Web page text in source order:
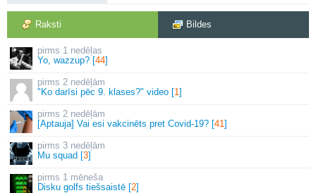
Raksti Bildes
1 nedēļas
Yo, wazzup? [44]
2 nedēļām
"Ko darīsi pēc 9. klases?" video [1]
2 nedēļām
[Aptauja] Vai esi vakcinēts pret Covid-19? [41]
3 nedēļām
Mu squad [3]
1 mēneša
Disku golfs tiešsaistē [2]